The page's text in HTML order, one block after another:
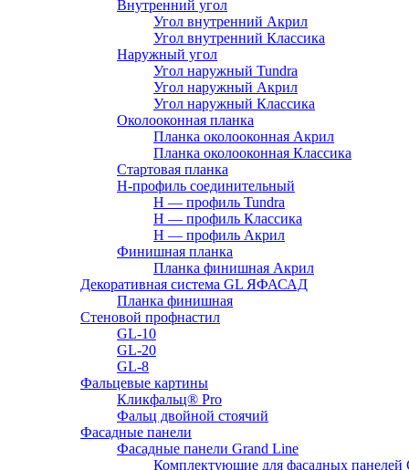
Внутренний угол
Угол внутренний Акрил
Угол внутренний Классика
Наружный угол
Угол наружный Tundra
Угол наружный Акрил
Угол наружный Классика
Околооконная планка
Планка околооконная Акрил
Планка околооконная Классика
Стартовая планка
H-профиль соединительный
Н — профиль Tundra
H — профиль Классика
Н — профиль Акрил
Финишная планка
Планка финишная Акрил
Декоративная система GL ЯФАСАД
Планка финишная
Стеновой профнастил
GL-10
GL-20
GL-8
Фальцевые картины
Кликфальц® Pro
Фальц двoйной стоячий
Фасадные панели
Фасадные панели Grand Line
Комплектующие для фасадных панелей